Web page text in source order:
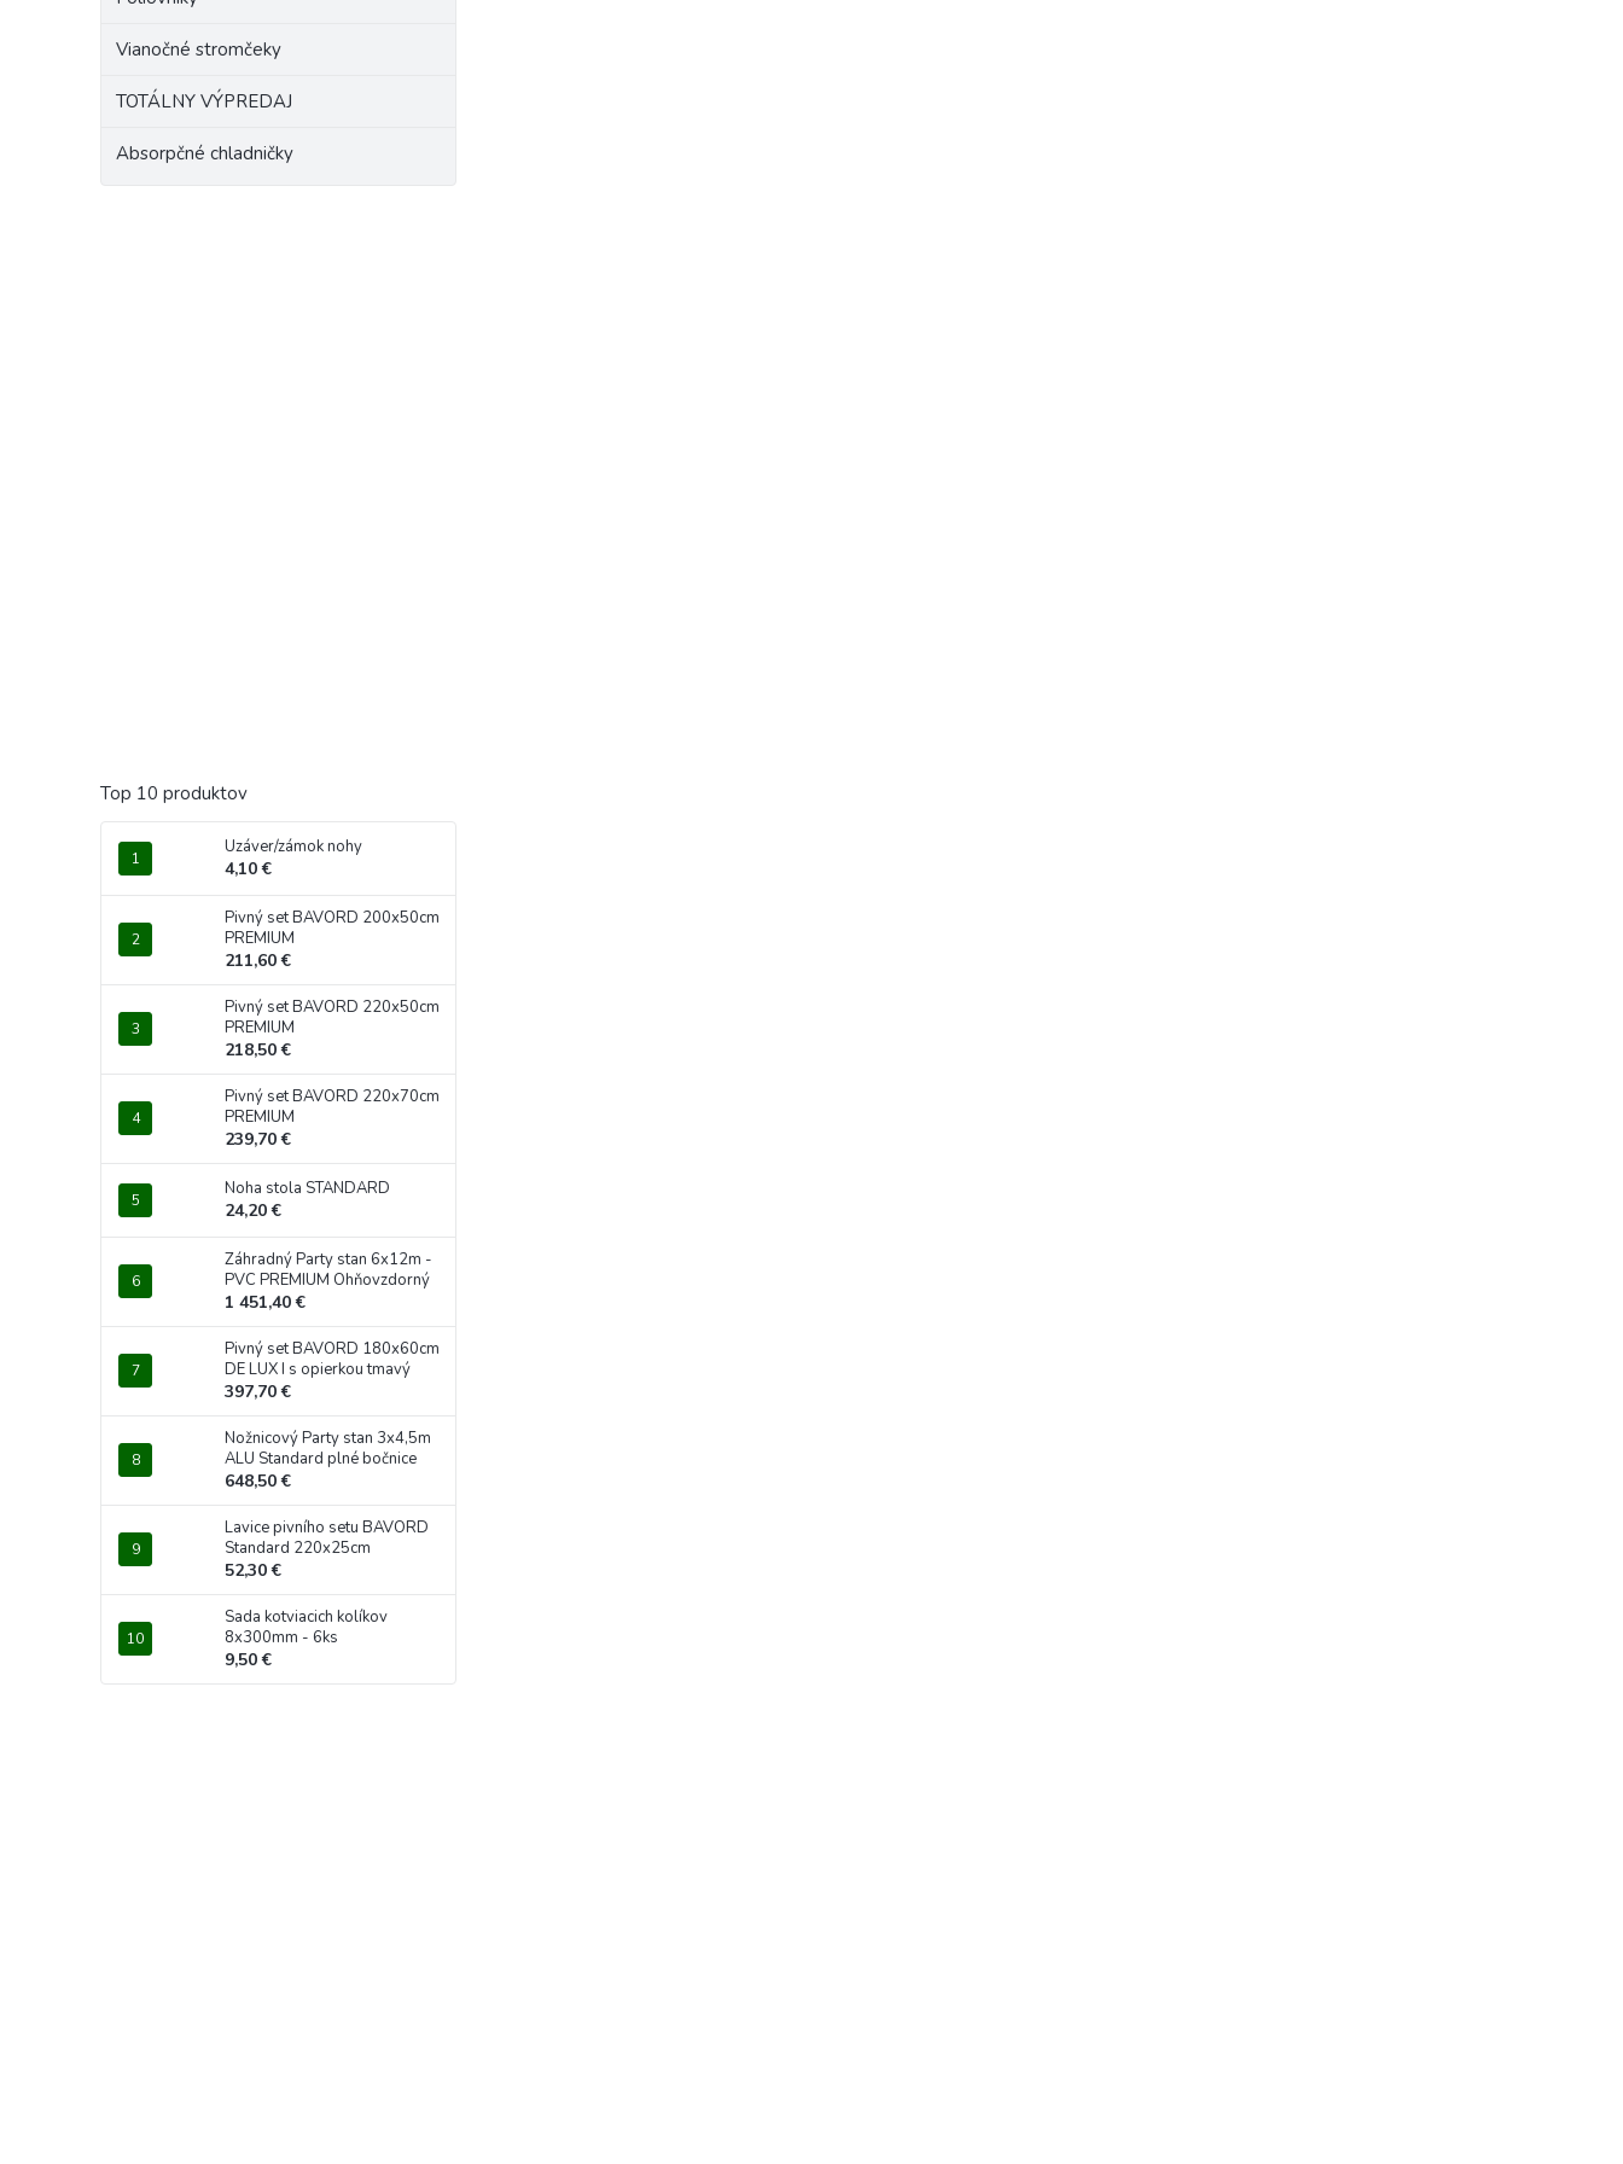
Vianočné stromčeky
TOTÁLNY VÝPREDAJ
Absorpčné chladničky
Top 10 produktov
Uzáver/zámok nohy
4,10 €
Pivný set BAVORD 200x50cm
PREMIUM
211,60 €
Pivný set BAVORD 220x50cm
PREMIUM
218,50 €
Pivný set BAVORD 220x70cm
PREMIUM
239,70 €
Noha stola STANDARD
24,20 €
Záhradný Party stan 6x12m -
PVC PREMIUM Ohňovzdorný
1 451,40 €
Pivný set BAVORD 180x60cm
DE LUX I s opierkou tmavý
397,70 €
Nožnicový Party stan 3x4,5m
ALU Standard plné bočnice
648,50 €
Lavice pivního setu BAVORD
Standard 220x25cm
52,30 €
Sada kotviacich kolíkov
8x300mm - 6ks
9,50 €